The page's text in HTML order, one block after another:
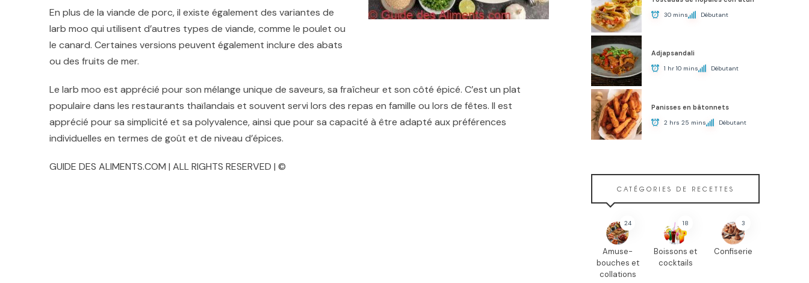
En plus de la viande de porc, il existe également des variantes de
larb moo qui utilisent d’autres types de viande, comme le poulet ou
le canard. Certaines versions peuvent également inclure des abats
ou des fruits de mer.
Le larb moo est apprécié pour son mélange unique de saveurs, sa fraîcheur et son côté épicé. C’est un plat
populaire dans les restaurants thaïlandais et souvent servi lors des repas en famille ou lors de fêtes. Il est
apprécié pour sa simplicité et sa polyvalence, ainsi que pour sa capacité à être adapté aux préférences
individuelles en termes de goût et de niveau d’épices.
GUIDE DES ALIMENTS.COM | ALL RIGHTS RESERVED | ©
30 mins Débutant
Adjapsandali
1 hr 10 mins Débutant
Panisses en bâtonnets
2 hrs 25 mins Débutant
CATÉGORIES DE RECETTES
24
Amuse-
bouches et
collations
18
Boissons et
cocktails
3
Confiserie